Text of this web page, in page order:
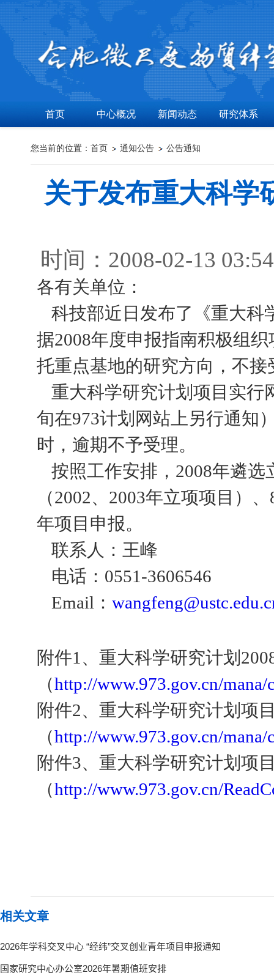
首页 中心概况 新闻动态 研究体系
您当前的位置： 首页 通知公告 公告通知
关于发布重大科学
时间：2008-02-13
各有关单位：
科技部近日发布了《重大科
据2008年度申报指南积极组
托重点基地的研究方向，不
重大科学研究计划项目实行
旬在973计划网站上另行通知
时 ，逾期不予受理。
按照工作安排， 2008年遴选
（2002、 2003年立项项目）、
年项目申报。
联系人：王峰
电话： 0551-3606546
Email ：
附件1 、重大科学研究计划
（http://www.973.gov.cn/
附件2、重大科学研究计划项
（http://www.973.gov.cn/
附件3、重大科学研究计划项
（http://www.973.gov.cn/
相关文章